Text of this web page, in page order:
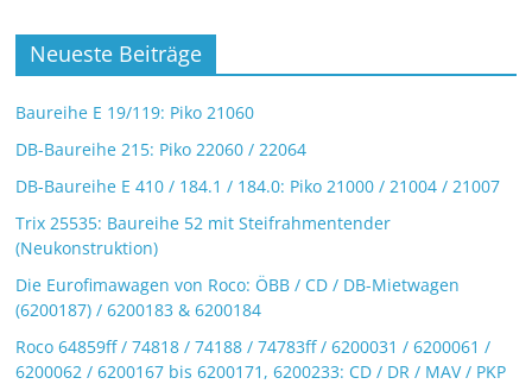
Neueste Beiträge
Baureihe E 19/119: Piko 21060
DB-Baureihe 215: Piko 22060 / 22064
DB-Baureihe E 410 / 184.1 / 184.0: Piko 21000 / 21004 / 21007
Trix 25535: Baureihe 52 mit Steifrahmentender
(Neukonstruktion)
Die Eurofimawagen von Roco: ÖBB / CD / DB-Mietwagen
(6200187) / 6200183 & 6200184
Roco 64859ff / 74818 / 74188 / 74783ff / 6200031 / 6200061 /
6200062 / 6200167 bis 6200171, 6200233: CD / DR / MAV / PKP